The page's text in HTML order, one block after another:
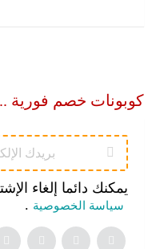
كوبونات خصم فورية ..
يمكنك دائما إلغاء
سياسة الخصوصية .